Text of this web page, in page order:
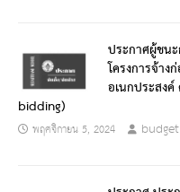
ประกาศผู้ชน
โครงการจ้า
อเนกประสง
bidding)
พฤศจิกายน 5, 2024 budget